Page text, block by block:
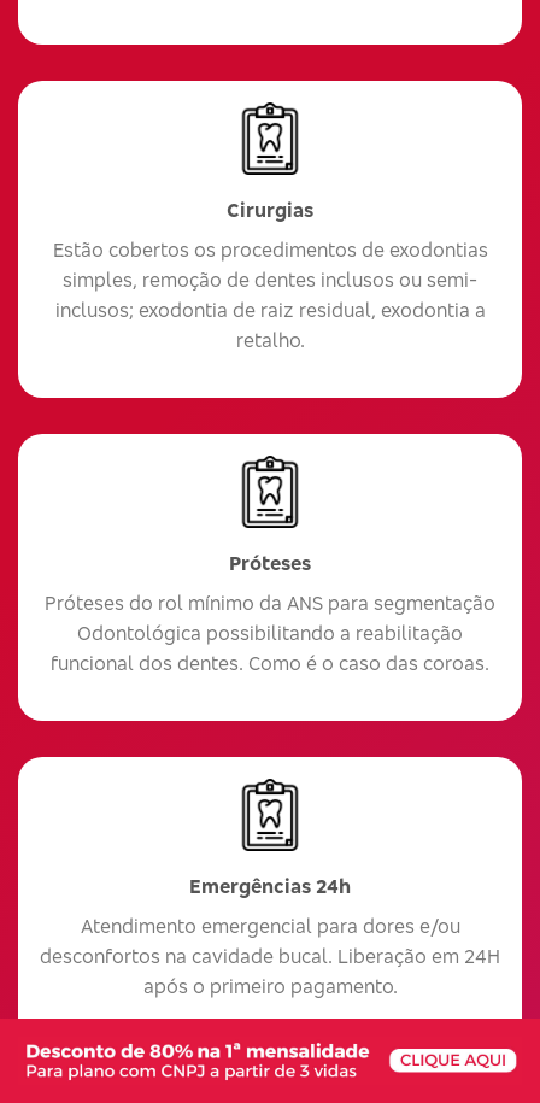
Cirurgias
Estão cobertos os procedimentos de exodontias
simples, remoção de dentes inclusos ou semi-
inclusos; exodontia de raiz residual, exodontia a
retalho.
Próteses
Próteses do rol mínimo da ANS para segmentação
Odontológica possibilitando a reabilitação
funcional dos dentes. Como é o caso das coroas.
Emergências 24h
Atendimento emergencial para dores e/ou
desconfortos na cavidade bucal. Liberação em 24H
após o primeiro pagamento.